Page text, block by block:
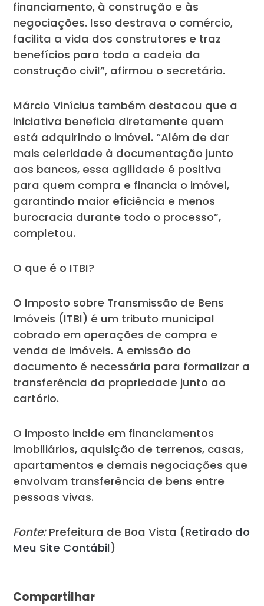
financiamento, à construção e às
negociações. Isso destrava o comércio,
facilita a vida dos construtores e traz
benefícios para toda a cadeia da
construção civil”, afirmou o secretário.
Márcio Vinícius também destacou que a
iniciativa beneficia diretamente quem
está adquirindo o imóvel. “Além de dar
mais celeridade à documentação junto
aos bancos, essa agilidade é positiva
para quem compra e financia o imóvel,
garantindo maior eficiência e menos
burocracia durante todo o processo”,
completou.
O que é o ITBI?
O Imposto sobre Transmissão de Bens
Imóveis (ITBI) é um tributo municipal
cobrado em operações de compra e
venda de imóveis. A emissão do
documento é necessária para formalizar a
transferência da propriedade junto ao
cartório.
O imposto incide em financiamentos
imobiliários, aquisição de terrenos, casas,
apartamentos e demais negociações que
envolvam transferência de bens entre
pessoas vivas.
Fonte:Prefeitura de Boa Vista (Retirado do
Meu Site Contábil)
Compartilhar